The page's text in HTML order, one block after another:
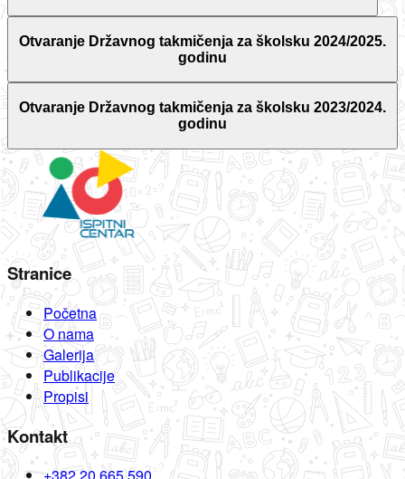
Otvaranje Državnog takmičenja za školsku 2024/2025.
godinu
Otvaranje Državnog takmičenja za školsku 2023/2024.
godinu
Stranice
Početna
O nama
Galerija
Publikacije
Propisi
Kontakt